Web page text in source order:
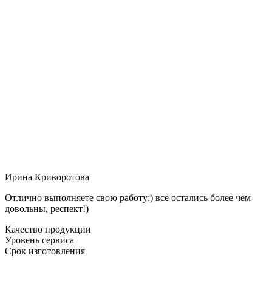
Ирина Криворотова
Отлично выполняете свою работу:) все остались более чем
довольны, респект!)
Качество продукции
Уровень сервиса
Срок изготовления